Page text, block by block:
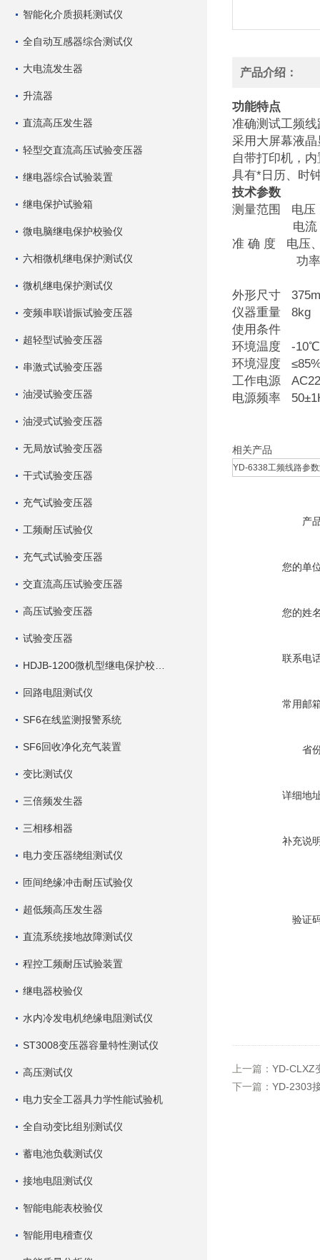
智能化介质损耗测试仪
全自动互感器综合测试仪
大电流发生器
升流器
直流高压发生器
轻型交直流高压试验变压器
继电器综合试验装置
继电保护试验箱
微电脑继电保护校验仪
六相微机继电保护测试仪
微机继电保护测试仪
变频串联谐振试验变压器
超轻型试验变压器
串激式试验变压器
油浸试验变压器
油浸式试验变压器
无局放试验变压器
干式试验变压器
充气试验变压器
工频耐压试验仪
充气式试验变压器
交直流高压试验变压器
高压试验变压器
试验变压器
回路电阻测试仪
SF6在线监测报警系统
SF6回收净化充气装置
变比测试仪
三倍频发生器
三相移相器
电力变压器绕组测试仪
匝间绝缘冲击耐压试验仪
超低频高压发生器
直流系统接地故障测试仪
程控工频耐压试验装置
继电器校验仪
水内冷发电机绝缘电阻测试仪
ST3008变压器容量特性测试仪
高压测试仪
电力安全工器具力学性能试验机
全自动变比组别测试仪
蓄电池负载测试仪
接地电阻测试仪
智能电能表校验仪
智能用电稽查仪
产品介绍：
功能特点
准确测试工频
采用大屏幕液
自带打印机，
具有*日历、时
技术参数
测量范围 电压
电流：
准 确 度 电压
功率：
外形尺寸
仪器重量 8kg
使用条件
环境温度 -
环境湿度
工作电源
电源频率
相关产品
YD-6338工频线路参
产
您的单
您的姓
联系电
常用邮
省
详细地
补充说
验证
上一篇： YD-CLXZ
下一篇： YD-2303